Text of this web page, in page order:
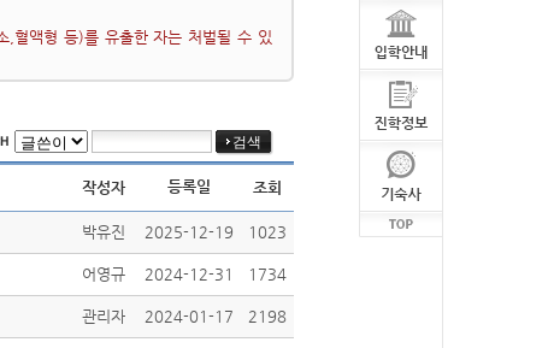
,혈액형 등)를 유출한 자는 처벌될 수 있
작성자 등록일 조회
박유진 2025-12-19 1023
어영규 2024-12-31 1734
관리자 2024-01-17 2198